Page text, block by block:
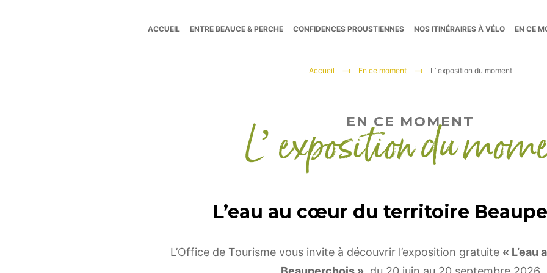
ACCUEIL ENTRE BEAUCE & PERCHE CONFIDENCES PROUSTIENNES NOS ITINÉRAIRES À VÉLO EN CE
Accueil En ce moment L’ exposition du moment
EN CE MOMENT
L’ exposition du
L’eau au cœur du territoire
L’Office de Tourisme vous invite à découvrir l’exposition gratuite « L’eau